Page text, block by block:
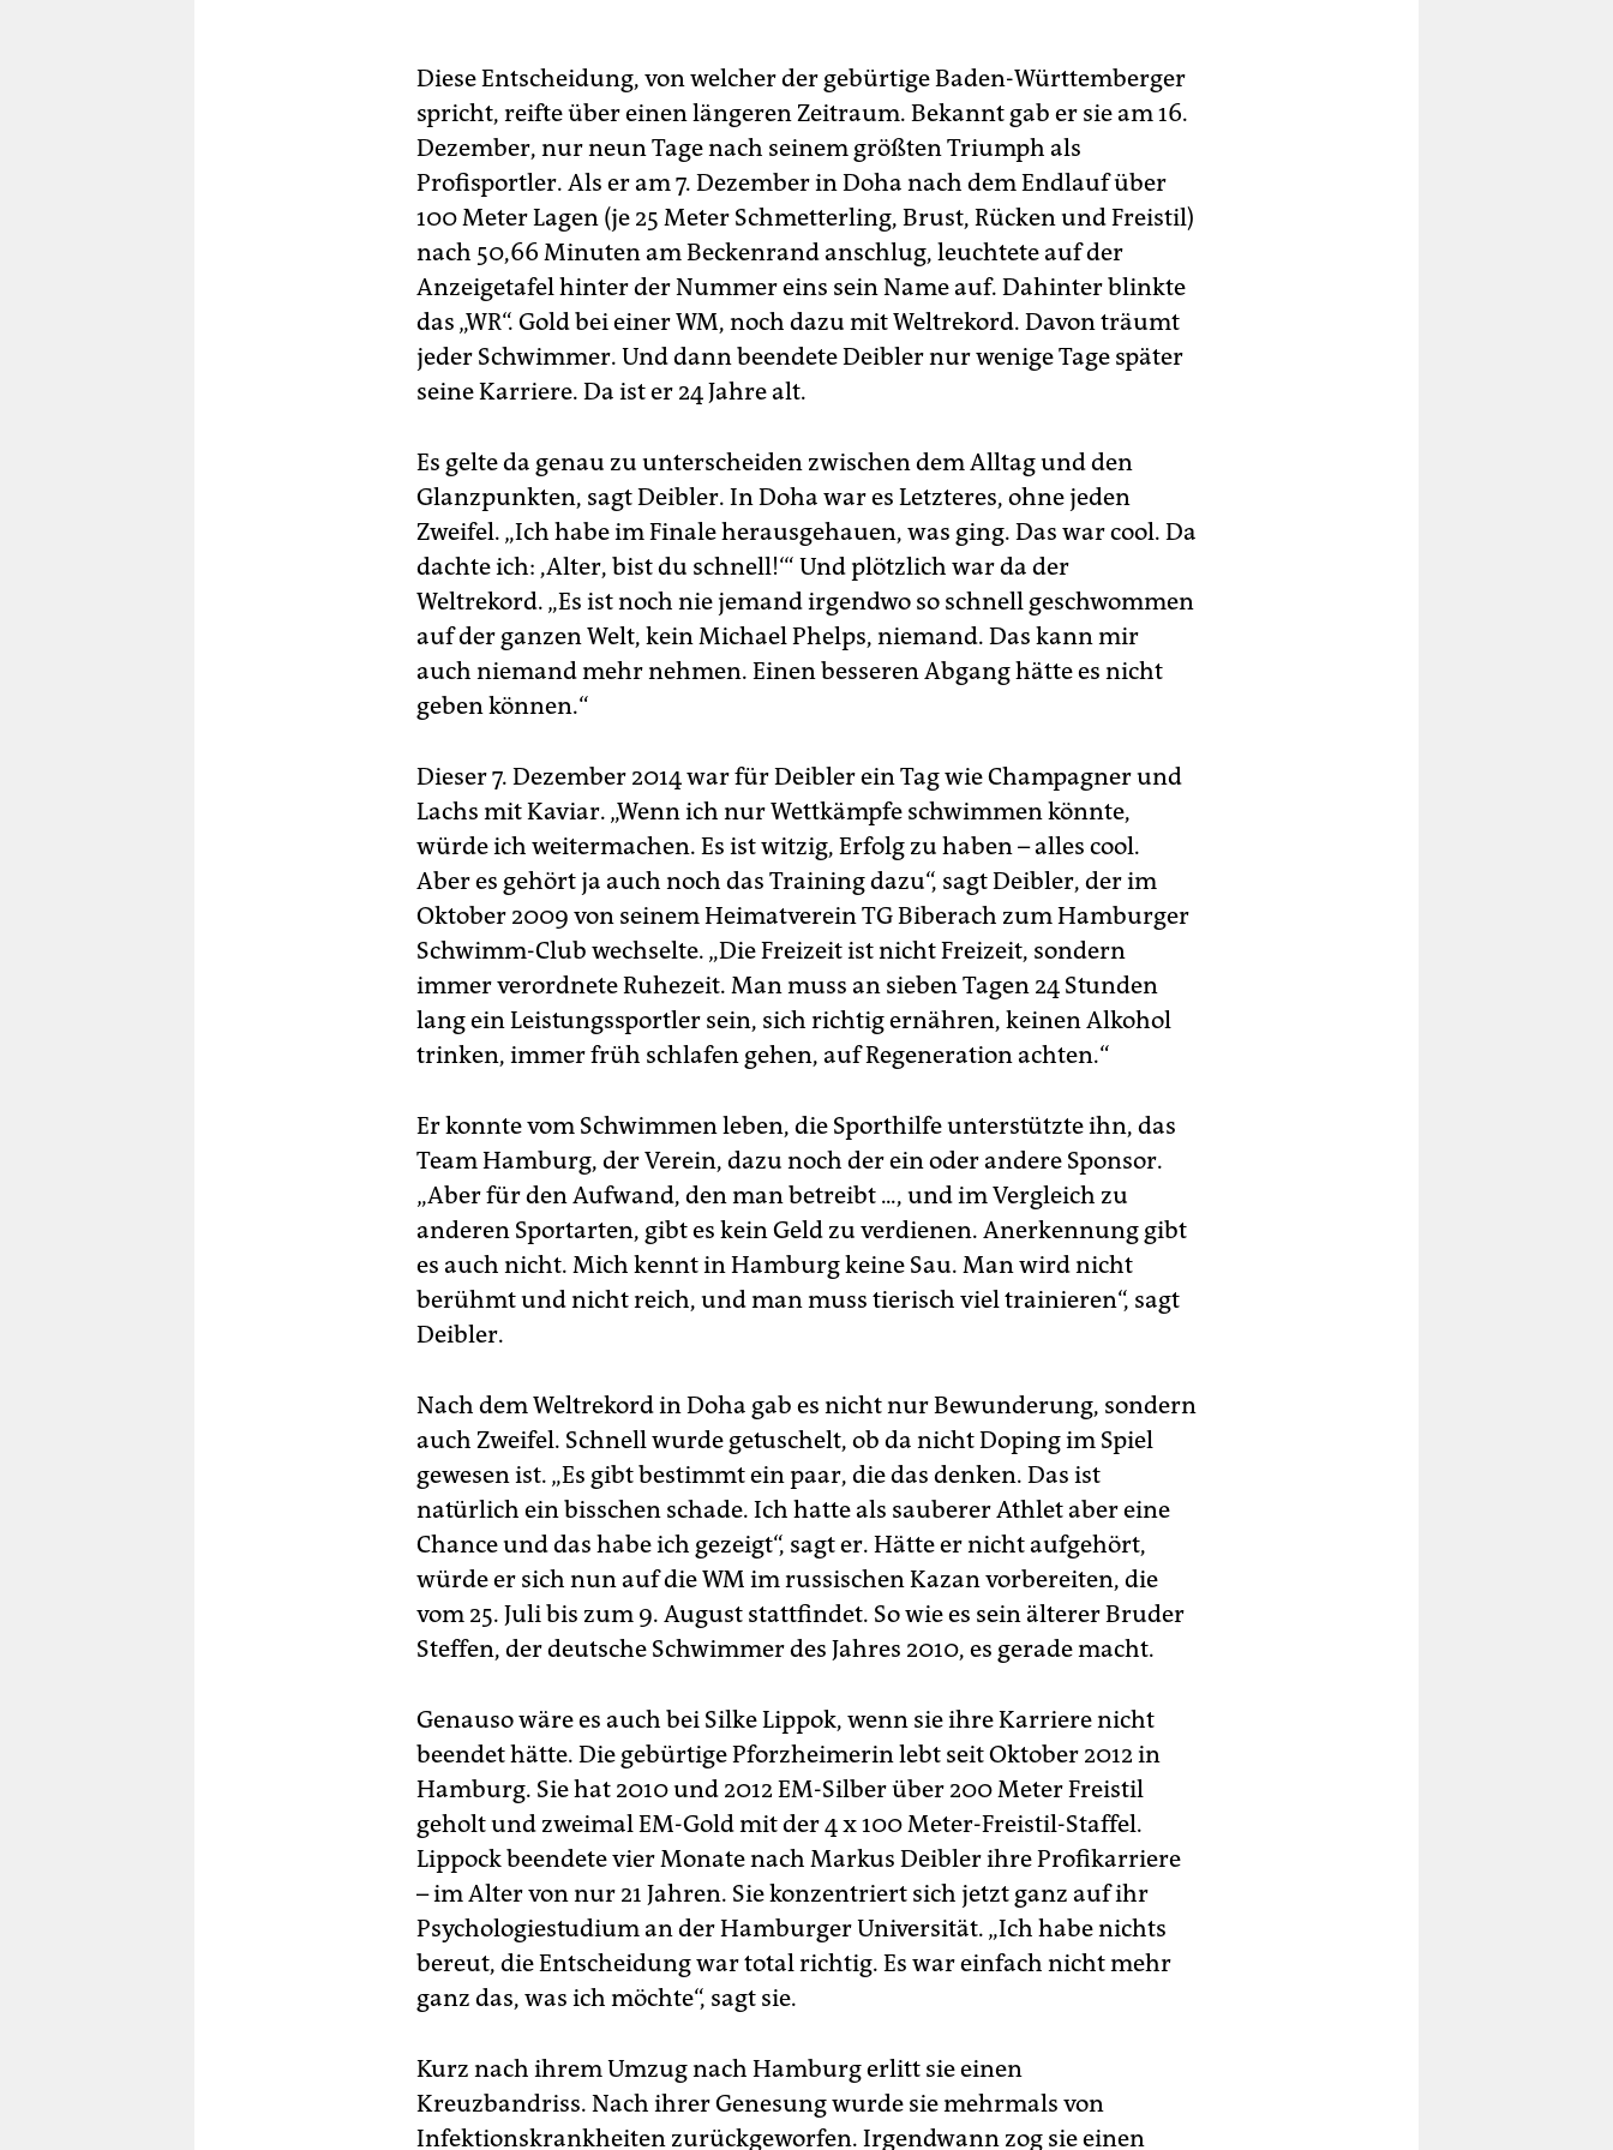
Diese Entscheidung, von welcher der gebürtige Baden-Württemberger
spricht, reifte über einen längeren Zeitraum. Bekannt gab er sie am 16.
Dezember, nur neun Tage nach seinem größten Triumph als
Profisportler. Als er am 7. Dezember in Doha nach dem Endlauf über
100 Meter Lagen (je 25 Meter Schmetterling, Brust, Rücken und Freistil)
nach 50,66 Minuten am Beckenrand anschlug, leuchtete auf der
Anzeigetafel hinter der Nummer eins sein Name auf. Dahinter blinkte
das „WR“. Gold bei einer WM, noch dazu mit Weltrekord. Davon träumt
jeder Schwimmer. Und dann beendete Deibler nur wenige Tage später
seine Karriere. Da ist er 24 Jahre alt.
Es gelte da genau zu unterscheiden zwischen dem Alltag und den
Glanzpunkten, sagt Deibler. In Doha war es Letzteres, ohne jeden
Zweifel. „Ich habe im Finale herausgehauen, was ging. Das war cool. Da
dachte ich: ,Alter, bist du schnell!‘“ Und plötzlich war da der
Weltrekord. „Es ist noch nie jemand irgendwo so schnell geschwommen
auf der ganzen Welt, kein Michael Phelps, niemand. Das kann mir
auch niemand mehr nehmen. Einen besseren Abgang hätte es nicht
geben können.“
Dieser 7. Dezember 2014 war für Deibler ein Tag wie Champagner und
Lachs mit Kaviar. „Wenn ich nur Wettkämpfe schwimmen könnte,
würde ich weitermachen. Es ist witzig, Erfolg zu haben – alles cool.
Aber es gehört ja auch noch das Training dazu“, sagt Deibler, der im
Oktober 2009 von seinem Heimatverein TG Biberach zum Hamburger
Schwimm-Club wechselte. „Die Freizeit ist nicht Freizeit, sondern
immer verordnete Ruhezeit. Man muss an sieben Tagen 24 Stunden
lang ein Leistungssportler sein, sich richtig ernähren, keinen Alkohol
trinken, immer früh schlafen gehen, auf Regeneration achten.“
Er konnte vom Schwimmen leben, die Sporthilfe unterstützte ihn, das
Team Hamburg, der Verein, dazu noch der ein oder andere Sponsor.
„Aber für den Aufwand, den man betreibt ..., und im Vergleich zu
anderen Sportarten, gibt es kein Geld zu verdienen. Anerkennung gibt
es auch nicht. Mich kennt in Hamburg keine Sau. Man wird nicht
berühmt und nicht reich, und man muss tierisch viel trainieren“, sagt
Deibler.
Nach dem Weltrekord in Doha gab es nicht nur Bewunderung, sondern
auch Zweifel. Schnell wurde getuschelt, ob da nicht Doping im Spiel
gewesen ist. „Es gibt bestimmt ein paar, die das denken. Das ist
natürlich ein bisschen schade. Ich hatte als sauberer Athlet aber eine
Chance und das habe ich gezeigt“, sagt er. Hätte er nicht aufgehört,
würde er sich nun auf die WM im russischen Kazan vorbereiten, die
vom 25. Juli bis zum 9. August stattfindet. So wie es sein älterer Bruder
Steffen, der deutsche Schwimmer des Jahres 2010, es gerade macht.
Genauso wäre es auch bei Silke Lippok, wenn sie ihre Karriere nicht
beendet hätte. Die gebürtige Pforzheimerin lebt seit Oktober 2012 in
Hamburg. Sie hat 2010 und 2012 EM-Silber über 200 Meter Freistil
geholt und zweimal EM-Gold mit der 4 x 100 Meter-Freistil-Staffel.
Lippock beendete vier Monate nach Markus Deibler ihre Profikarriere
– im Alter von nur 21 Jahren. Sie konzentriert sich jetzt ganz auf ihr
Psychologiestudium an der Hamburger Universität. „Ich habe nichts
bereut, die Entscheidung war total richtig. Es war einfach nicht mehr
ganz das, was ich möchte“, sagt sie.
Kurz nach ihrem Umzug nach Hamburg erlitt sie einen
Kreuzbandriss. Nach ihrer Genesung wurde sie mehrmals von
Infektionskrankheiten zurückgeworfen. Irgendwann zog sie einen